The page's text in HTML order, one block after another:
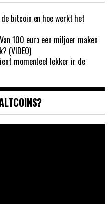
bitcoin en hoe werkt het
100 euro een miljoen maken
(VIDEO)
momenteel lekker in de